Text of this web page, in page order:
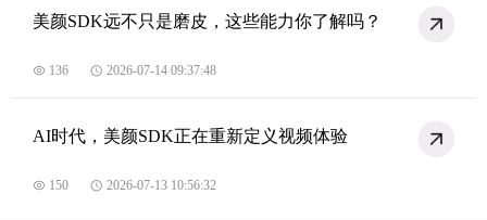
美颜SDK远不只是磨皮，这些能力你了解吗？
136 2026-07-14 09:37:48
AI时代，美颜SDK正在重新定义视频体验
150 2026-07-13 10:56:32